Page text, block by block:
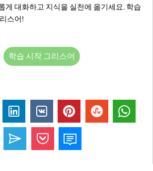
게 대화하고 지식을 실천에 옮기세요. 학습
스어!
학습 시작 그리스어